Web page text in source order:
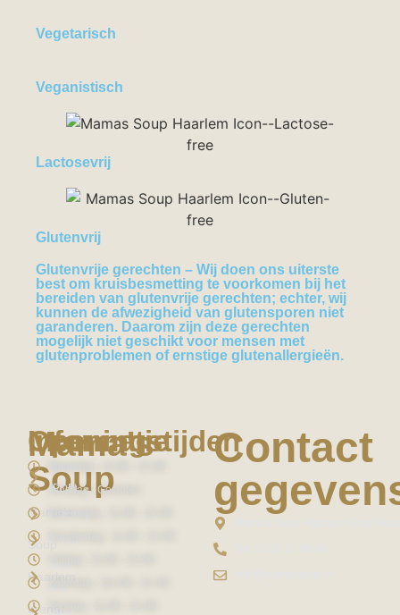
Vegetarisch
Veganistisch
Lactosevrij
Glutenvrij
Glutenvrije gerechten – Wij doen ons uiterste
best om kruisbesmetting te voorkomen bij het
bereiden van glutenvrije gerechten; echter, wij
kunnen de afwezigheid van glutensporen niet
garanderen. Daarom zijn deze gerechten
mogelijk niet geschikt voor mensen met
glutenproblemen of ernstige glutenallergieën.
Mama's
Soup
Mama’s
Soup
Haarlem
brengt
Informatie
(PDF)
BYOB
Over
ons
Openingstijden
Maandag : 11:00 - 21:00
Dinsdag : Gesloten
Contact